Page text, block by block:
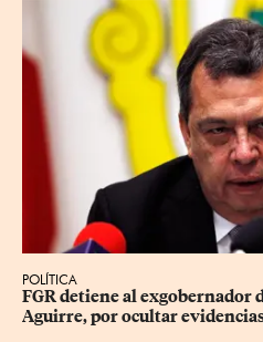
POLÍTICA
FGR detiene al exgobernador
Aguirre, por ocultar